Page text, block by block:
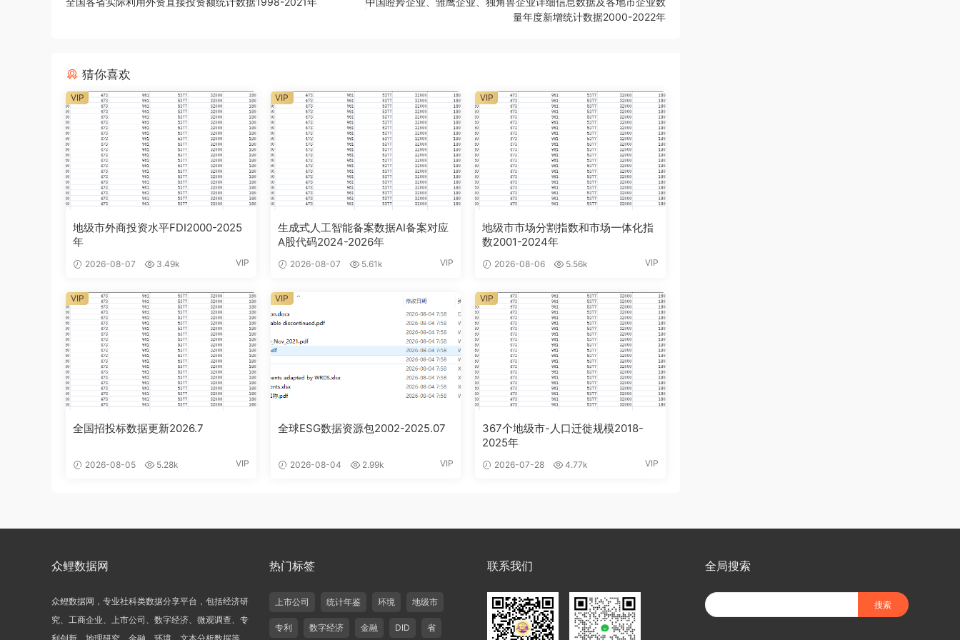
量年度新增统计数据2000-2022年
猜你喜欢
地级市外商投资水平FDI2000-2025
年
2026-08-07 3.49k VIP
VIP
生成式人工智能备案数据AI备案对应
A股代码2024-2026年
2026-08-07 5.61k VIP
VIP
地级市市场分割指数和市场一体化指
数2001-2024年
2026-08-06 5.56k VIP
VIP
全国招投标数据更新2026.7
2026-08-05 5.28k VIP
VIP
全球ESG数据资源包2002-2025.07
2026-08-04 2.99k VIP
VIP
367个地级市-人口迁徙规模2018-
2025年
2026-07-28 4.77k VIP
VIP
众鲤数据网
众鲤数据网，专业社科类数据分享平台，包括经济研
究、工商企业、上市公司、数字经济、微观调查、专
热门标签
上市公司 统计年鉴 环境 地级市
专利 数字经济 金融 DID 省
联系我们 全局搜索